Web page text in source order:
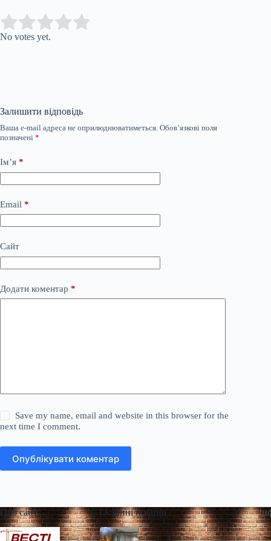
Rate this item:
No votes yet.
Залишити відповідь
Ваша e-mail адреса не оприлюднюватиметься. Обов’язкові поля
позначені *
Ім’я *
Email *
Сайт
Додати коментар *
Save my name, email and website in this browser for the
next time I comment.
Опублікувати коментар
Про сайт Останні новини